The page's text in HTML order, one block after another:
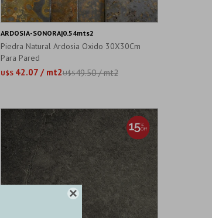

Piedra Natural Ardosia Oxido 30X30Cm
Para Pared
U$S 42.07 / mt2U$S49.50 / mt2
ARDOSIA-SONORA|0.54mts2